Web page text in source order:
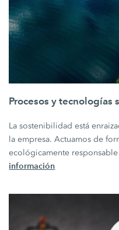
Procesos y tecnologías
La sostenibilidad está
la empresa. Actuamos de
ecológicamente
información